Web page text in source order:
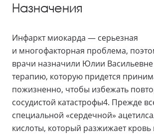
Назначения
Инфаркт миокарда — серьезная
и многофакторная проблема,
врачи назначили Юлии
терапию, которую придется
пожизненно, чтобы избежать
сосудистой катастрофы4. Прежде
специальной «сердечной»
кислоты, который разжижает кровь